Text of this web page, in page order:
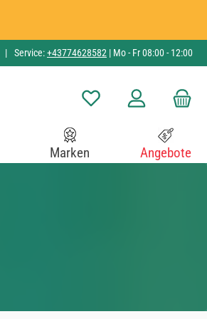
| Service:+43774628582 | Mo - Fr 08:00 - 12:00
Du hast 0 Produkte auf
Marken Angebote